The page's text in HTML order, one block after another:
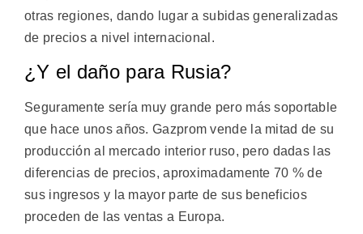
otras regiones, dando lugar a subidas generalizadas
de precios a nivel internacional.
¿Y el daño para Rusia?
Seguramente sería muy grande pero más soportable
que hace unos años. Gazprom vende la mitad de su
producción al mercado interior ruso, pero dadas las
diferencias de precios, aproximadamente 70 % de
sus ingresos y la mayor parte de sus beneficios
proceden de las ventas a Europa.